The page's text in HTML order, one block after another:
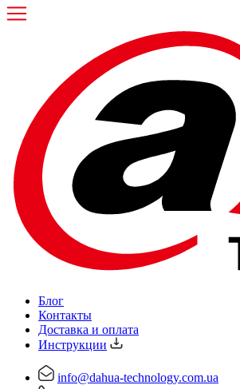
Блог
Контакты
Доставка и оплата
Инструкции
info@dahua-technology.com.ua